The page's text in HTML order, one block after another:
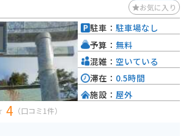
お気に入り
4 （口コミ1件）
駐車： 駐車場なし
予算： 無料
混雑： 空いている
滞在： 0.5時間
施設： 屋外